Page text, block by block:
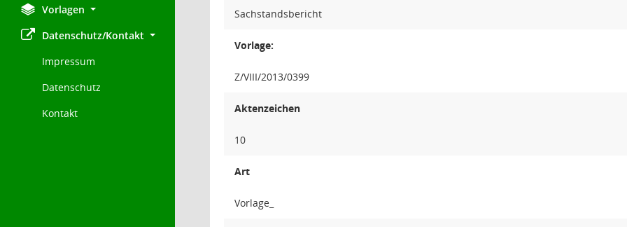
Vorlagen
Datenschutz/Kontakt
Impressum
Datenschutz
Kontakt
Sachstandsbericht
Vorlage:
Z/VIII/2013/0399
Aktenzeichen
10
Art
Vorlage_